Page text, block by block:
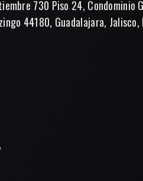
730 Piso 24, Condominio
44180, Guadalajara, Jalisco,